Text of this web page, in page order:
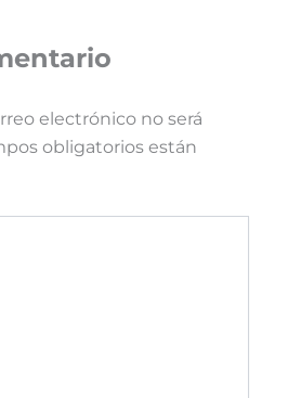
electrónico no será
obligatorios están